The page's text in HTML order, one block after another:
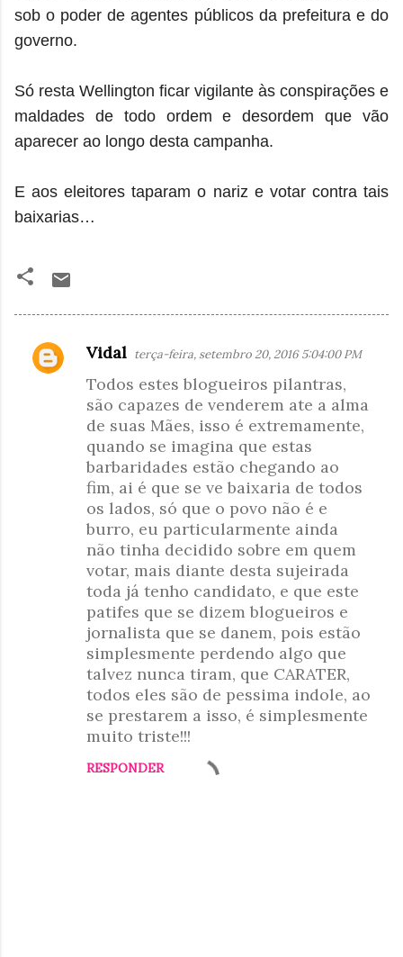
sob o poder de agentes públicos da prefeitura e do
governo.
Só resta Wellington ficar vigilante às conspirações e
maldades de todo ordem e desordem que vão
aparecer ao longo desta campanha.
E aos eleitores taparam o nariz e votar contra tais
baixarias…
C
Vidal terça-feira, setembro 20, 2016 5:04:00 PM
Todos estes blogueiros pilantras,
são capazes de venderem ate a alma
de suas Mães, isso é extremamente,
quando se imagina que estas
barbaridades estão chegando ao
fim, ai é que se ve baixaria de todos
os lados, só que o povo não é e
burro, eu particularmente ainda
não tinha decidido sobre em quem
votar, mais diante desta sujeirada
toda já tenho candidato, e que este
patifes que se dizem blogueiros e
jornalista que se danem, pois estão
simplesmente perdendo algo que
talvez nunca tiram, que CARATER,
todos eles são de pessima indole, ao
se prestarem a isso, é simplesmente
muito triste!!!
RESPONDER